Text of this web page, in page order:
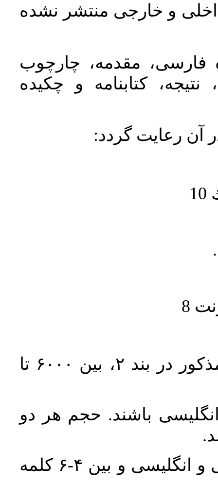
و خارجی منتشر نشده
فارسی، مقدمه، چارچوب
کتابنامه و چکیده
آن رعايت گردد:
حجم کل مقاله با احتساب تمام بخش‌های مذکور در بند ۲، بین ۶۰۰۰ تا
باشند. حجم هر دو
واژگان کلیدی بلافاصله پس از چکیده فارسی و انگلیسی و بین ۴-۶ کلمه